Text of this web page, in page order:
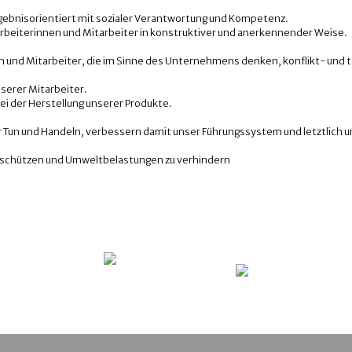
mit sozialer Verantwortung und Kompetenz.
und Mitarbeiter in konstruktiver und anerkennender Weise.
Mitarbeiter, die im Sinne des Unternehmens denken, konflikt- und
Mitarbeiter.
Herstellung unserer Produkte.
und Handeln, verbessern damit unser Führungssystem und letztlich
und Umweltbelastungen zu verhindern